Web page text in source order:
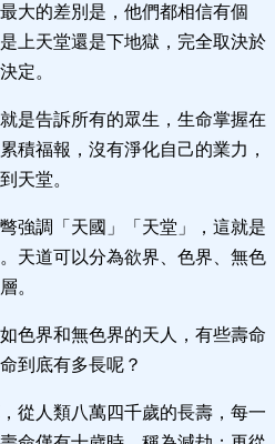
大的差別是，他們都相信有個
上天堂還是下地獄，完全取決於
定。
是告訴所有的眾生，生命掌握在
積福報，沒有淨化自己的業力，
天堂。
強調「天國」「天堂」，這就是
天道可以分為欲界、色界、無色
。
色界和無色界的天人，有些壽命
到底有多長呢？
從人類八萬四千歲的長壽，每一